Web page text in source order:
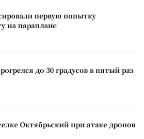
первую попытку
на параплане
до 30 градусов в пятый раз
Октябрьский при атаке дронов